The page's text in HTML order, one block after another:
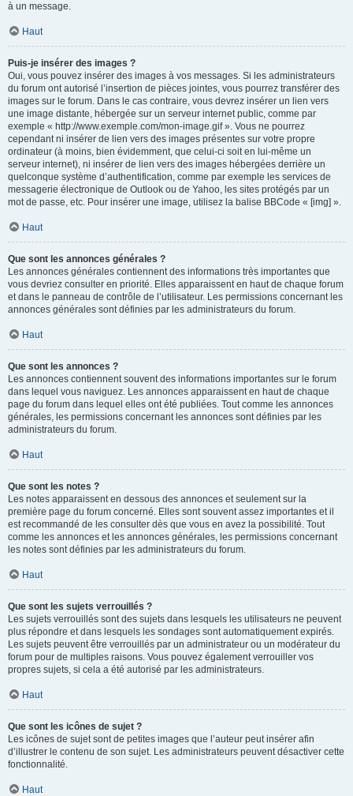
à un message.
Haut
Puis-je insérer des images ?
Oui, vous pouvez insérer des images à vos messages. Si les administrateurs
du forum ont autorisé l’insertion de pièces jointes, vous pourrez transférer des
images sur le forum. Dans le cas contraire, vous devrez insérer un lien vers
une image distante, hébergée sur un serveur internet public, comme par
exemple « http://www.exemple.com/mon-image.gif ». Vous ne pourrez
cependant ni insérer de lien vers des images présentes sur votre propre
ordinateur (à moins, bien évidemment, que celui-ci soit en lui-même un
serveur internet), ni insérer de lien vers des images hébergées derrière un
quelconque système d’authentification, comme par exemple les services de
messagerie électronique de Outlook ou de Yahoo, les sites protégés par un
mot de passe, etc. Pour insérer une image, utilisez la balise BBCode « [img] ».
Haut
Que sont les annonces générales ?
Les annonces générales contiennent des informations très importantes que
vous devriez consulter en priorité. Elles apparaissent en haut de chaque forum
et dans le panneau de contrôle de l’utilisateur. Les permissions concernant les
annonces générales sont définies par les administrateurs du forum.
Haut
Que sont les annonces ?
Les annonces contiennent souvent des informations importantes sur le forum
dans lequel vous naviguez. Les annonces apparaissent en haut de chaque
page du forum dans lequel elles ont été publiées. Tout comme les annonces
générales, les permissions concernant les annonces sont définies par les
administrateurs du forum.
Haut
Que sont les notes ?
Les notes apparaissent en dessous des annonces et seulement sur la
première page du forum concerné. Elles sont souvent assez importantes et il
est recommandé de les consulter dès que vous en avez la possibilité. Tout
comme les annonces et les annonces générales, les permissions concernant
les notes sont définies par les administrateurs du forum.
Haut
Que sont les sujets verrouillés ?
Les sujets verrouillés sont des sujets dans lesquels les utilisateurs ne peuvent
plus répondre et dans lesquels les sondages sont automatiquement expirés.
Les sujets peuvent être verrouillés par un administrateur ou un modérateur du
forum pour de multiples raisons. Vous pouvez également verrouiller vos
propres sujets, si cela a été autorisé par les administrateurs.
Haut
Que sont les icônes de sujet ?
Les icônes de sujet sont de petites images que l’auteur peut insérer afin
d’illustrer le contenu de son sujet. Les administrateurs peuvent désactiver cette
fonctionnalité.
Haut